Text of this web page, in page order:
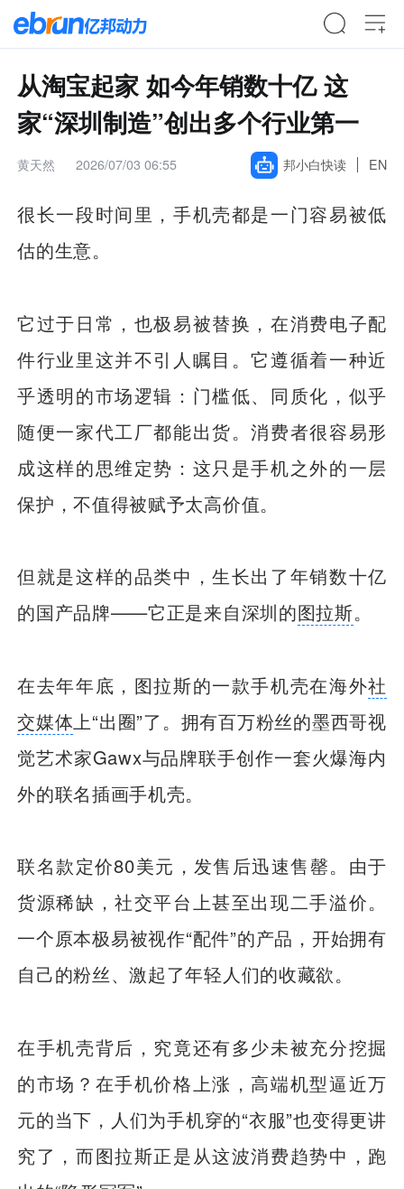
从淘宝起家 如今年销数十亿 这
家“深圳制造”创出多个行业第一
黄天然 2026/07/03 06:55 邦小白快读 EN
很长一段时间里，手机壳都是一门容易被低
估的生意。
它过于日常，也极易被替换，在消费电子配
件行业里这并不引人瞩目。它遵循着一种近
乎透明的市场逻辑：门槛低、同质化，似乎
随便一家代工厂都能出货。消费者很容易形
成这样的思维定势：这只是手机之外的一层
保护，不值得被赋予太高价值。
但就是这样的品类中，生长出了年销数十亿
的国产品牌——它正是来自深圳的图拉斯。
在去年年底，图拉斯的一款手机壳在海外社
交媒体 上“出圈”了。拥有百万粉丝的墨西哥视
觉艺术家Gawx与品牌联手创作一套火爆海内
外的联名插画手机壳。
联名款定价80美元，发售后迅速售罄。由于
货源稀缺，社交平台上甚至出现二手溢价。
一个原本极易被视作“配件”的产品，开始拥有
自己的粉丝、激起了年轻人们的收藏欲。
在手机壳背后，究竟还有多少未被充分挖掘
的市场？在手机价格上涨，高端机型逼近万
元的当下，人们为手机穿的“衣服”也变得更讲
究了，而图拉斯正是从这波消费趋势中，跑